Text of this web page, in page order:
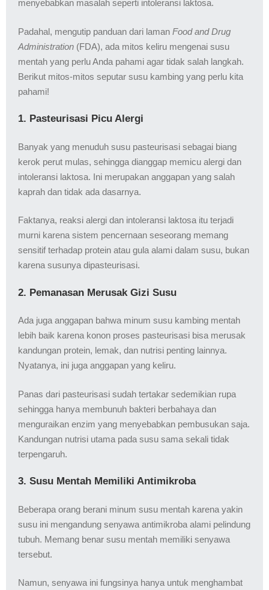
menyebabkan masalah seperti intoleransi laktosa.
Padahal, mengutip panduan dari laman Food and Drug
Administration (FDA), ada mitos keliru mengenai susu
mentah yang perlu Anda pahami agar tidak salah langkah.
Berikut mitos-mitos seputar susu kambing yang perlu kita
pahami!
1. Pasteurisasi Picu Alergi
Banyak yang menuduh susu pasteurisasi sebagai biang
kerok perut mulas, sehingga dianggap memicu alergi dan
intoleransi laktosa. Ini merupakan anggapan yang salah
kaprah dan tidak ada dasarnya.
Faktanya, reaksi alergi dan intoleransi laktosa itu terjadi
murni karena sistem pencernaan seseorang memang
sensitif terhadap protein atau gula alami dalam susu, bukan
karena susunya dipasteurisasi.
2. Pemanasan Merusak Gizi Susu
Ada juga anggapan bahwa minum susu kambing mentah
lebih baik karena konon proses pasteurisasi bisa merusak
kandungan protein, lemak, dan nutrisi penting lainnya.
Nyatanya, ini juga anggapan yang keliru.
Panas dari pasteurisasi sudah tertakar sedemikian rupa
sehingga hanya membunuh bakteri berbahaya dan
menguraikan enzim yang menyebabkan pembusukan saja.
Kandungan nutrisi utama pada susu sama sekali tidak
terpengaruh.
3. Susu Mentah Memiliki Antimikroba
Beberapa orang berani minum susu mentah karena yakin
susu ini mengandung senyawa antimikroba alami pelindung
tubuh. Memang benar susu mentah memiliki senyawa
tersebut.
Namun, senyawa ini fungsinya hanya untuk menghambat